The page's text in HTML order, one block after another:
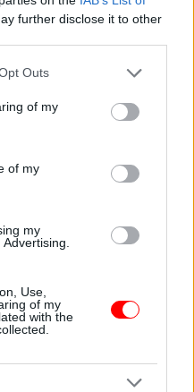
further disclose it to other
uses one or more Google
You may click to
and its third-party tags to
purposes in below Google
Outs
of my
of my
my
Use,
of my
with the
engem és
—
sem…